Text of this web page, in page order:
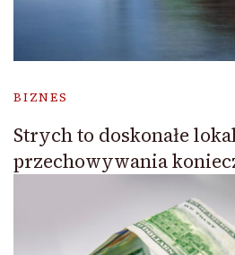
BIZNES
Strych to doskonałe
przechowywania